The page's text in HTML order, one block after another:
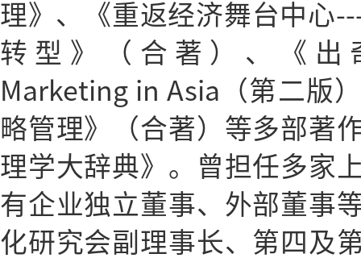
理》、《重返经济舞台中心
转型》（合著）、《出
Marketing in Asia（第二版
略管理》（合著）等多部著
理学大辞典》。曾担任多家
有企业独立董事、外部董事
化研究会副理事长、第四及